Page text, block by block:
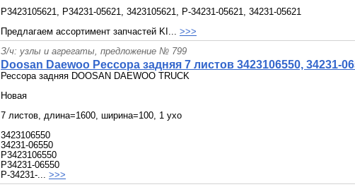
P3423105621, P34231-05621, 3423105621, P-34231-05621, 34231-05621
Предлагаем ассортимент запчастей KI... >>>
З/ч: узлы и агрегаты, предложение № 799
Doosan Daewoo Рессора задняя 7 листов 3423106550, 34231-
Рессора задняя DOOSAN DAEWOO TRUCK
Новая
7 листов, длина=1600, ширина=100, 1 ухо
3423106550
34231-06550
P3423106550
P34231-06550
P-34231-... >>>